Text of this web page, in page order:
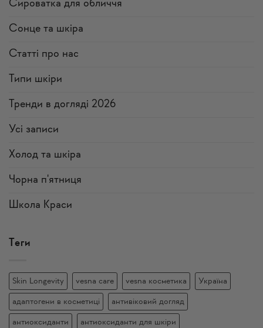
Сироватка для обличчя
Сонце та шкіра
Статті про нас
Типи шкіри
Тренди в догляді 2026
Усi записи
Холод та шкіра
Чорна п'ятниця
Школа Краси
Теги
Skin Longevity vesna care vesna косметика Україна
адаптогени в косметиці антивіковий догляд
антиоксиданти антиоксиданти для шкіри